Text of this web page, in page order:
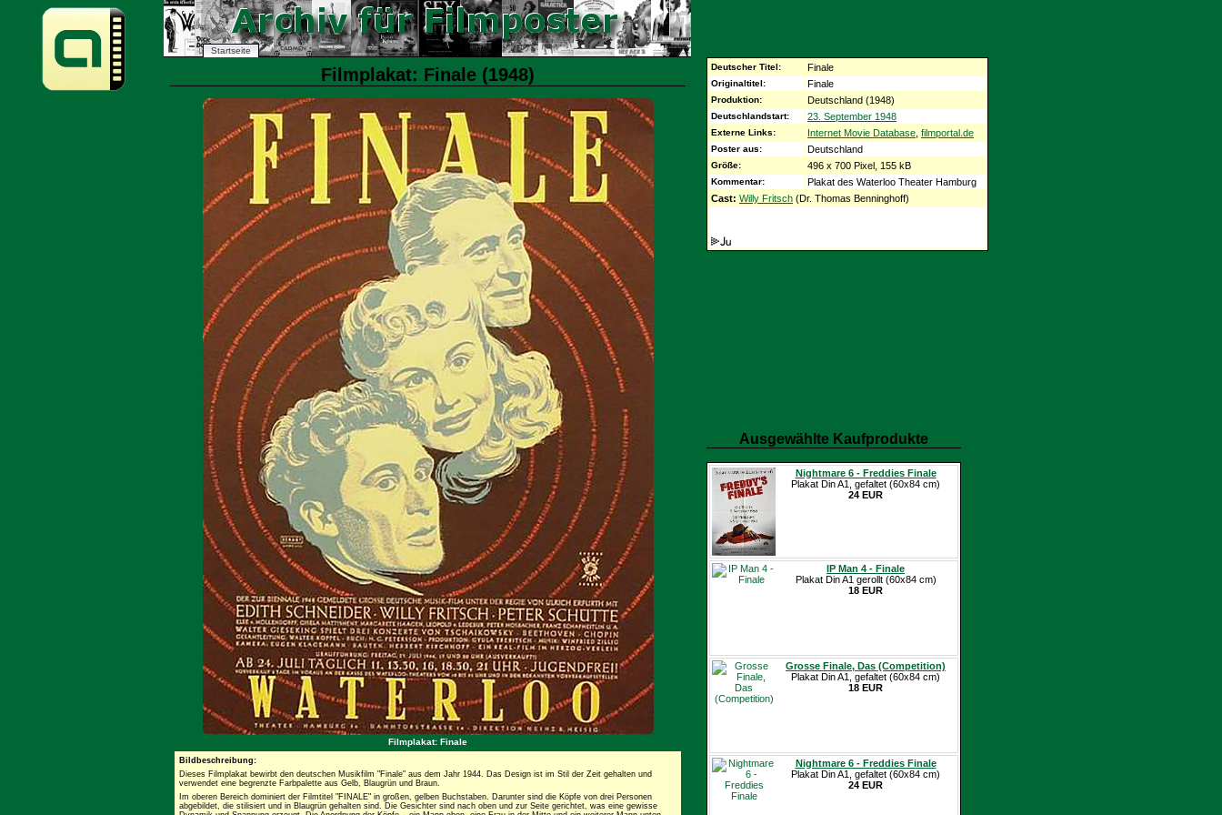
Startseite
Filmplakat: Finale (1948)
Filmplakat: Finale
Deutscher Titel: Finale
Originaltitel: Finale
Produktion: Deutschland (1948)
Deutschlandstart: 23. September 1948
Externe Links: Internet Movie Database filmportal.de
Poster aus: Deutschland
Größe: 496 x 700 Pixel, 155 kB
Kommentar:
Plakat des Waterloo Theater Hamburg
Cast: Willy Fritsch (Dr. Thomas Benninghoff)
Ausgewählte Kaufprodukte
Nightmare 6 - Freddies Finale
Plakat Din A1, gefaltet (60x84 cm)
24 EUR
IP Man 4 - Finale
Plakat Din A1 gerollt (60x84 cm)
18 EUR
Grosse Finale, Das (Competition)
Plakat Din A1, gefaltet (60x84 cm)
18 EUR
Nightmare 6 - Freddies Finale
Plakat Din A1, gefaltet (60x84 cm)
24 EUR
Bildbeschreibung:
Dieses Filmplakat bewirbt den deutschen Musikfilm "Finale" aus dem Jahr 1944. Das Design ist im Stil der Zeit gehalten und
verwendet eine begrenzte Farbpalette aus Gelb, Blaugrün und Braun.
Im oberen Bereich dominiert der Filmtitel "FINALE" in großen, gelben Buchstaben. Darunter sind die Köpfe von drei Personen
abgebildet, die stilisiert und in Blaugrün gehalten sind. Die Gesichter sind nach oben und zur Seite gerichtet, was eine gewisse